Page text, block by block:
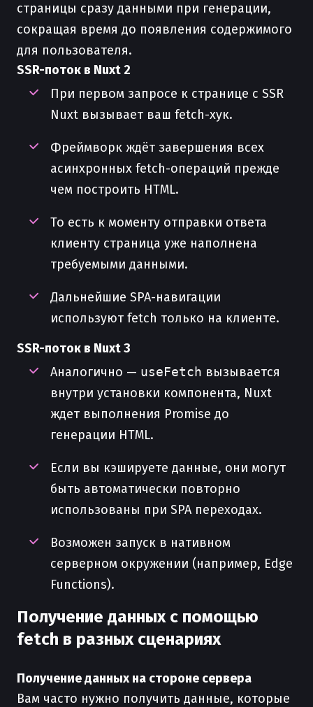
страницы сразу данными при генерации,
сокращая время до появления содержимого
для пользователя.
SSR-поток в Nuxt 2
При первом запросе к странице с SSR
Nuxt вызывает ваш fetch-хук.
Фреймворк ждёт завершения всех
асинхронных fetch-операций прежде
чем построить HTML.
То есть к моменту отправки ответа
клиенту страница уже наполнена
требуемыми данными.
Дальнейшие SPA-навигации
используют fetch только на клиенте.
SSR-поток в Nuxt 3
Аналогично — useFetch вызывается
внутри установки компонента, Nuxt
ждет выполнения Promise до
генерации HTML.
Если вы кэшируете данные, они могут
быть автоматически повторно
использованы при SPA переходах.
Возможен запуск в нативном
серверном окружении (например, Edge
Functions).
Получение данных с помощью
fetch в разных сценариях
Получение данных на стороне сервера
Вам часто нужно получить данные, которые